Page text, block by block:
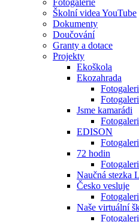
Fotogalerie
Školní videa YouTube
Dokumenty
Doučování
Granty a dotace
Projekty
Ekoškola
Ekozahrada
Jsme kamarádi
EDISON
72 hodin
Naučná stezka
Česko vesluje
Naše virtuální